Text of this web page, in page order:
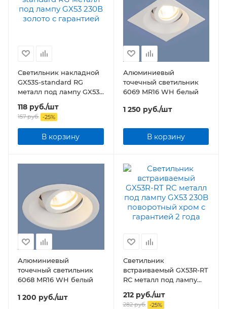
Светильник накладной
GX53S-standard RG
металл под лампу GX53
230В золото
118 руб./шт
157руб. -25%
В корзину
Алюминиевый
точечный светильник
6069 MR16 WH белый
1 250 руб./шт
В корзину
Алюминиевый
точечный светильник
6068 MR16 WH белый
1 200 руб./шт
Светильник
встраиваемый GX53R-RT
RС металл под лампу
GX53 230B поворотный
хром
212руб./шт
282руб. -25%